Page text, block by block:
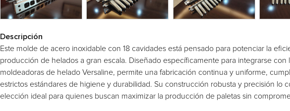
Descripción
Este molde de acero inoxidable con 18 cavidades está pensado para potenciar la
producción de helados a gran escala. Diseñado específicamente para integrarse con
moldeadoras de helado Versaline, permite una fabricación continua y uniforme,
estrictos estándares de higiene y durabilidad. Su construcción robusta y precisión lo
elección ideal para quienes buscan maximizar la producción de paletas sin